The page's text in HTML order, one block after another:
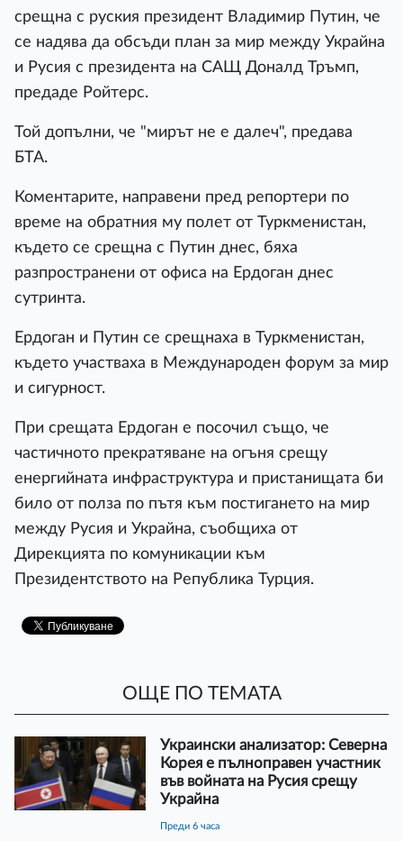
срещна с руския президент Владимир Путин, че
се надява да обсъди план за мир между Украйна
и Русия с президента на САЩ Доналд Тръмп,
предаде Ройтерс.
Той допълни, че "мирът не е далеч", предава
БТА.
Коментарите, направени пред репортери по
време на обратния му полет от Туркменистан,
където се срещна с Путин днес, бяха
разпространени от офиса на Ердоган днес
сутринта.
Ердоган и Путин се срещнаха в Туркменистан,
където участваха в Международен форум за мир
и сигурност.
При срещата Ердоган е посочил също, че
частичното прекратяване на огъня срещу
енергийната инфраструктура и пристанищата би
било от полза по пътя към постигането на мир
между Русия и Украйна, съобщиха от
Дирекцията по комуникации към
Президентството на Република Турция.
ОЩЕ ПО ТЕМАТА
Украински анализатор: Северна
Корея е пълноправен участник
във войната на Русия срещу
Украйна
преди 6 часа